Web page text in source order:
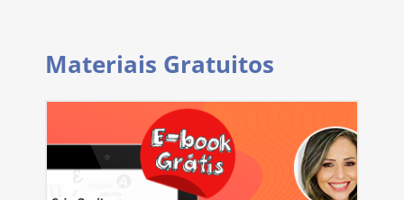
Materiais Gratuitos